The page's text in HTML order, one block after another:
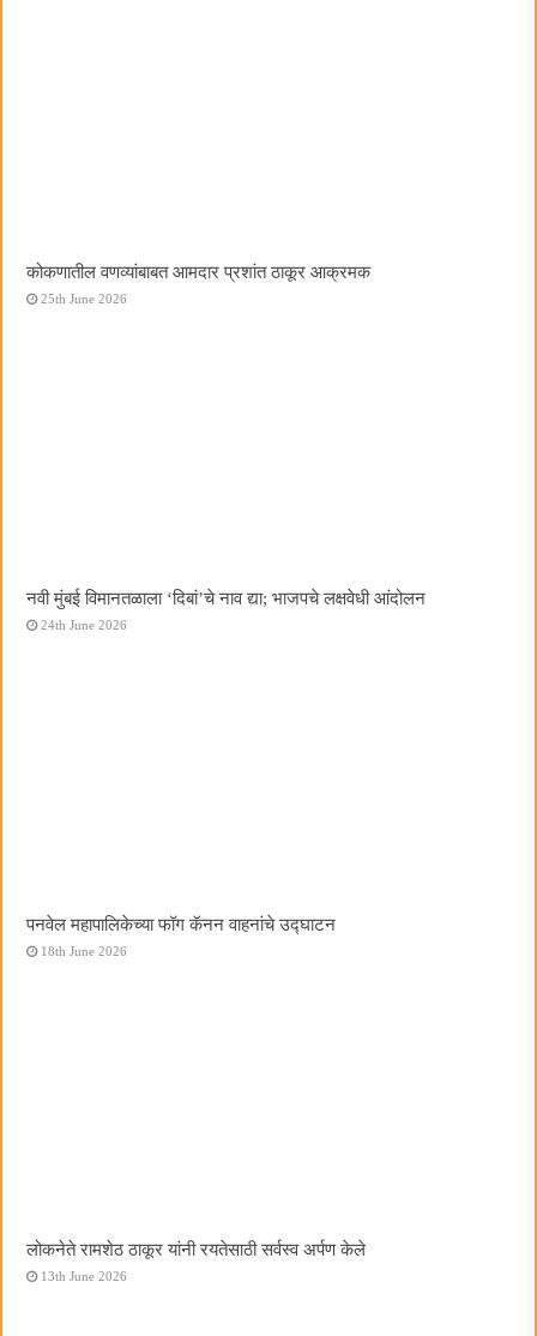
कोकणातील वणव्यांबाबत आमदार प्रशांत ठाकूर आक्रमक
25th June 2026
नवी मुंबई विमानतळाला ‌‘दिबां‌’चे नाव द्या; भाजपचे लक्षवेधी आंदोलन
24th June 2026
पनवेल महापालिकेच्या फॉग कॅनन वाहनांचे उद्घाटन
18th June 2026
लोकनेते रामशेठ ठाकूर यांनी रयतेसाठी सर्वस्व अर्पण केले
13th June 2026